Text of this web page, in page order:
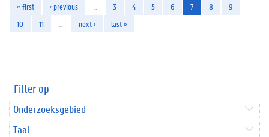
« first ‹ previous 3 4 5 6 7 8
9
10
11 next › last »
Filter op
Onderzoeksgebied
Taal